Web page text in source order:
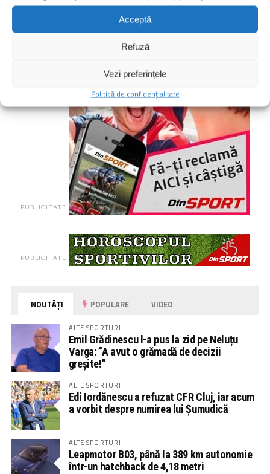
Acceptă
Refuză
Vezi preferințele
Politică de confidențialitate
CLICK TO COMMENT
PUBLICITATE
PUBLICITATE
NOUTĂȚI POPULARE VIDEO
ALTE SPORTURI
Emil Grădinescu l-a pus la zid pe Neluțu
Varga: ”A avut o grămadă de decizii
greșite!”
ALTE SPORTURI
Edi Iordănescu a refuzat CFR Cluj, iar acum
a vorbit despre numirea lui Șumudică
ALTE SPORTURI
Leapmotor B03, până la 389 km autonomie
într-un hatchback de 4,18 metri